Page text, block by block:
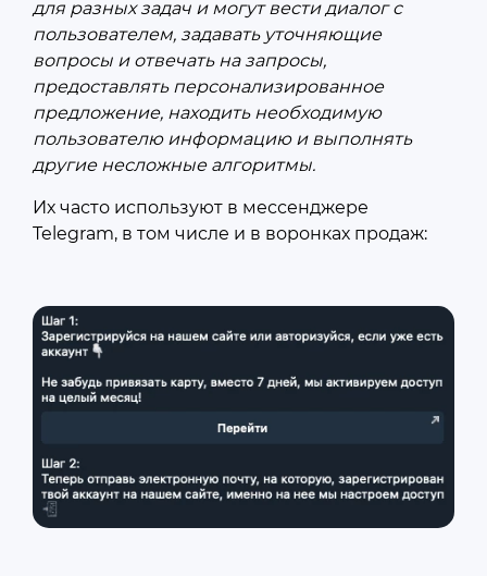
для разных задач и могут вести диалог с
пользователем, задавать уточняющие
вопросы и отвечать на запросы,
предоставлять персонализированное
предложение, находить необходимую
пользователю информацию и выполнять
другие несложные алгоритмы.
Их часто используют в мессенджере
Telegram, в том числе и в воронках продаж: